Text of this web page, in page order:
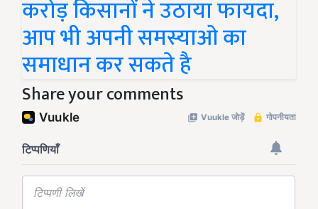
करोड़ किसानों ने उठाया फायदा,
आप भी अपनी समस्याओ का
समाधान कर सकते है
Share your comments